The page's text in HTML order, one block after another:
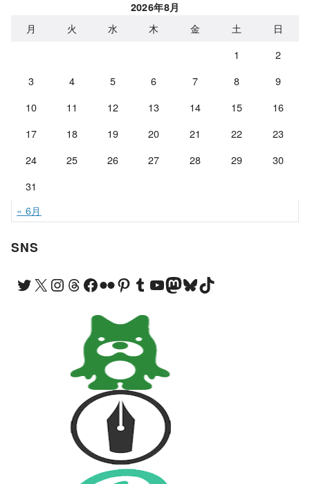
2026年8月
月 火 水 木 金 土
日
1
2
3
4 5 6 7 8
9
10
11 12 13 14 15
16
17
18 19 20 21 22
23
24
25 26 27 28 29
30
31
« 6月
SNS
Twitter X Instagram Threads Facebook Flickr Pinterest Tumblr YouTube Mastodon Bluesky TikTok